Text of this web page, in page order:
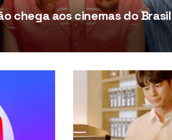
chega aos cinemas do Brasil